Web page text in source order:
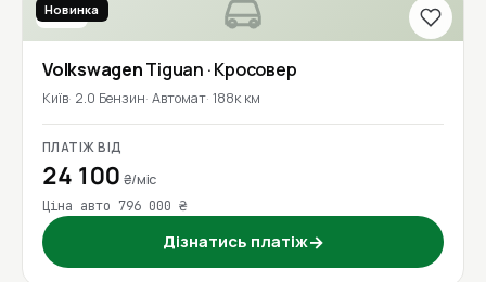
2018
Новинка
VolkswagenTiguan · Кросовер
Київ 2.0 Бензин Автомат 188к км
ПЛАТІЖ ВІД
24 100 ₴/міс
Ціна авто 796 000 ₴
Дізнатись платіж→